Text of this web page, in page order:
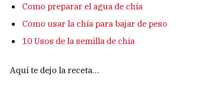
Como preparar el agua de chía
Como usar la chía para bajar de peso
10 Usos de la semilla de chía
Aquí te dejo la receta…